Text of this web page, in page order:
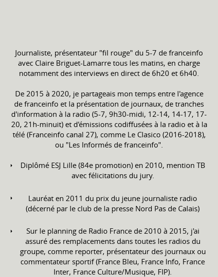
Journaliste, présentateur "fil rouge" du 5-7 de franceinfo
avec Claire Briguet-Lamarre tous les matins, en charge
notamment des interviews en direct de 6h20 et 6h40.
De 2015 à 2020, je partageais mon temps entre l'agence
de franceinfo et la présentation de journaux, de tranches
d'information à la radio (5-7, 9h30-midi, 12-14, 14-17, 17-
20, 21h-minuit) et d'émissions codiffusées à la radio et à la
télé (Franceinfo canal 27), comme Le Clasico (2016-2018),
ou "Les Informés de franceinfo".
Diplômé ESJ Lille (84e promotion) en 2010, mention TB
avec félicitations du jury.
Lauréat en 2011 du prix du jeune journaliste radio
(décerné par le club de la presse Nord Pas de Calais)
Sur le planning de Radio France de 2010 à 2015, j'ai
assuré des remplacements dans toutes les radios du
groupe, comme reporter, présentateur des journaux ou
commentateur sportif (France Bleu, France Info, France
Inter, France Culture/Musique, FIP).